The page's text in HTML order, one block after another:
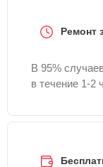
Ремонт
В 95%
в течение 1-2